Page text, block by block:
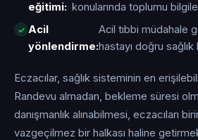
eğitimi: konularında toplumu
Acil
yönlendirme:
Acil tıbbi müdahale
hastayı doğru
Eczacılar, sağlık sisteminin en
Randevu almadan, bekleme süresi
danışmanlık alınabilmesi, eczacıları
vazgeçilmez bir halkası haline